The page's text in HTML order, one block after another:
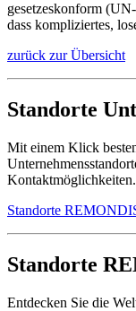
gesetzeskonform
dass kompliziertes,
zurück zur Übersicht
Standorte
Mit einem Klick
Kontaktmöglichkeiten.
Standorte
Standorte
Entdecken Sie die